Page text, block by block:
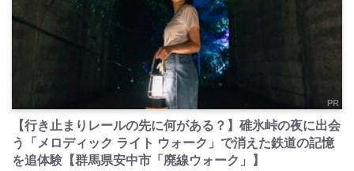
PR
【行き止まりレールの先に何がある？】碓氷峠の夜に出会
う「メロディック ライト ウォーク」で消えた鉄道の記憶
を追体験【群馬県安中市「廃線ウォーク」】